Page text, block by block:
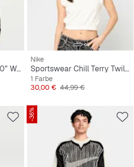
Mad 90 Pack "Laser 90" Woven Jacket
Nike
Sportswear Chill Terry Twill Tank
1 Farbe
Preis
30,00 € Originalpreis
44,99 €
-36%